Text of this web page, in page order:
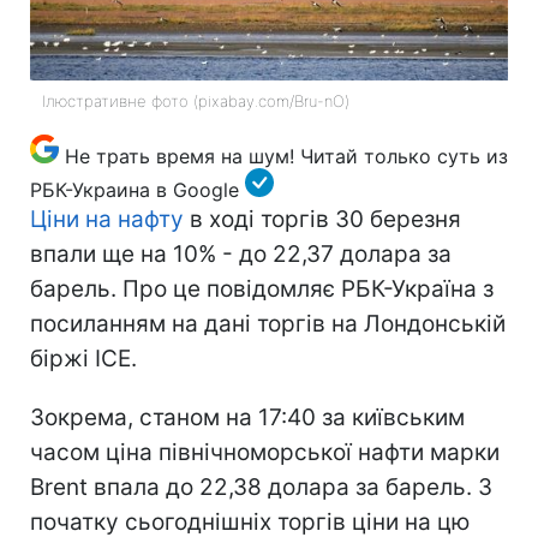
Ілюстративне фото (pixabay.com/Bru-nO)
Не трать время на шум! Читай только суть из
РБК-Украина в Google
Ціни на нафту в ході торгів 30 березня
впали ще на 10% - до 22,37 долара за
барель. Про це повідомляє РБК-Україна з
посиланням на дані торгів на Лондонській
біржі ICE.
Зокрема, станом на 17:40 за київським
часом ціна північноморської нафти марки
Brent впала до 22,38 долара за барель. З
початку сьогоднішніх торгів ціни на цю